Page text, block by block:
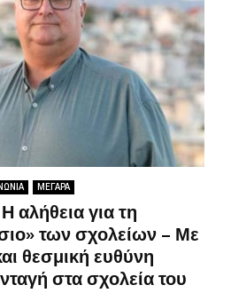
ΜΕΓΑΡΑ
αλήθεια για τη
των σχολείων – Με
θεσμική ευθύνη
στα σχολεία του